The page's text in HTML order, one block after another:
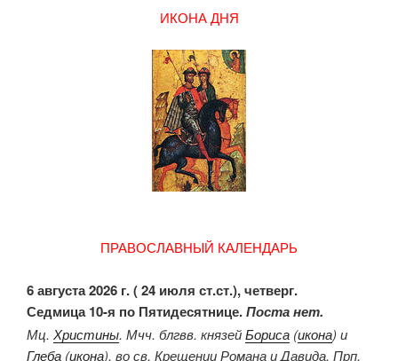
ИКОНА ДНЯ
ПРАВОСЛАВНЫЙ КАЛЕНДАРЬ
6 августа 2026 г. ( 24 июля ст.ст.), четверг.
Седмица 10-я по Пятидесятнице.Поста нет.
Мц. Христины. Мчч. блгвв. князейБориса (икона) и
Глеба (икона), во св. Крещении Романа и Давида. Прп.